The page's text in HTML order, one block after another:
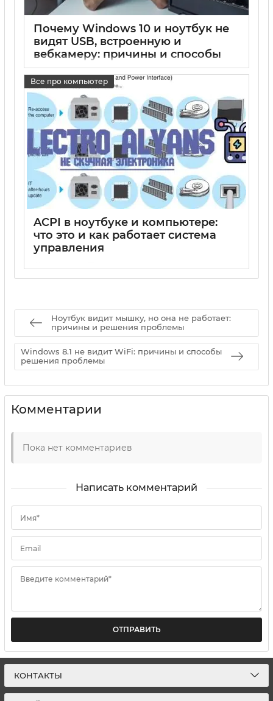
Почему Windows 10 и ноутбук не
видят USB, встроенную и
вебкамеру: причины и способы
решения проблем
17 05 2025 0
Все про компьютер
ACPI в ноутбуке и компьютере:
что это и как работает система
управления
Ноутбук видит мышку, но она не работает:
причины и решения проблемы
Windows 8.1 не видит WiFi: причины и способы
решения проблемы
Комментарии
Пока нет комментариев
Написать комментарий
Имя*
Email
Введите комментарий*
ОТПРАВИТЬ
КОНТАКТЫ